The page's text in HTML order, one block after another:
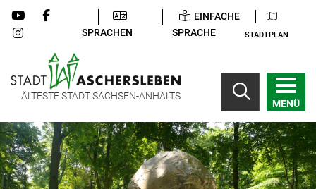
SPRACHEN
EINFACHE
SPRACHE
STADTPLAN
ÄLTESTE STADT SACHSEN-ANHALTS
MENÜ